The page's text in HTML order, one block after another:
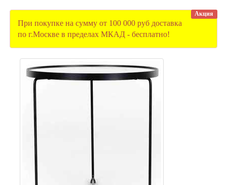
Акция
При покупке на сумму от 100 000 руб доставка
по г.Москве в пределах МКАД - бесплатно!